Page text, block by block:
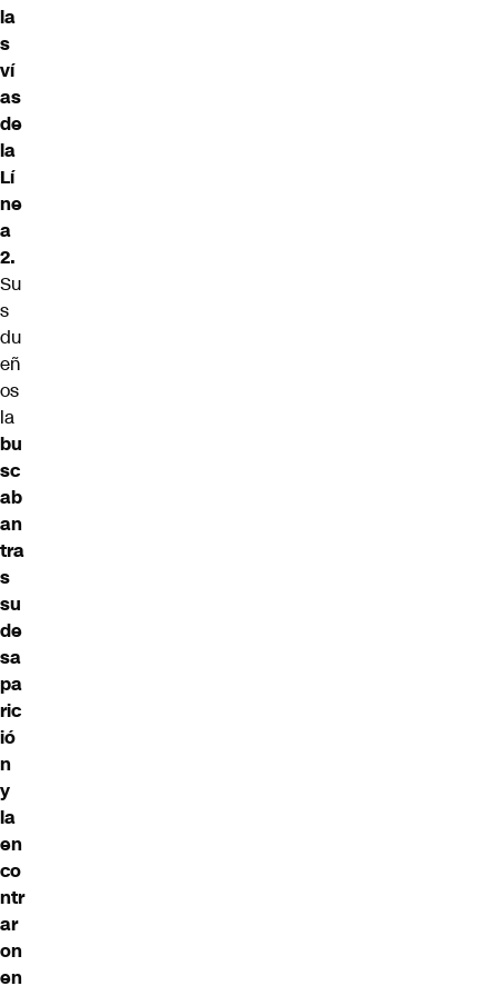
la
s
ví
as
de
la
Lí
ne
a
2.
Su
s
du
eñ
os
la
bu
sc
ab
an
tra
s
su
de
sa
pa
ric
ió
n
y
la
en
co
ntr
ar
on
en